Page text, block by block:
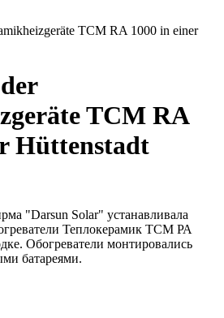
TCM RA 1000 in einer
TCM RA
Hüttenstadt
"Darsun Solar" устанавливала
Теплокерамик ТСМ РА
Обогреватели монтировались
батареями.